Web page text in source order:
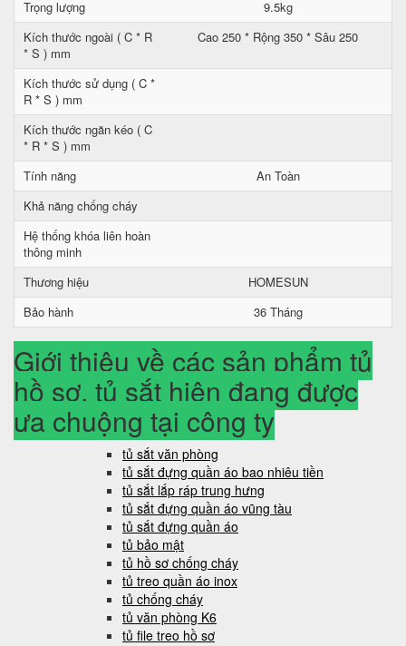
Trọng lượng
9.5kg
Kích thước ngoài ( C * R
* S ) mm
Cao 250 * Rộng 350 * Sâu 250
Kích thước sử dụng ( C *
R * S ) mm
Kích thước ngăn kéo ( C
* R * S ) mm
Tính năng
An Toàn
Khả năng chống cháy
Hệ thống khóa liên hoàn
thông minh
Thương hiệu
HOMESUN
Bảo hành
36 Tháng
Giới thiệu về các sản phẩm tủ
hồ sơ, tủ sắt hiện đang được
ưa chuộng tại công ty
tủ sắt văn phòng
tủ sắt đựng quần áo bao nhiêu tiền
tủ sắt lắp ráp trung hưng
tủ sắt đựng quần áo vũng tàu
tủ sắt đựng quần áo
tủ bảo mật
tủ hồ sơ chống cháy
tủ treo quần áo inox
tủ chống cháy
tủ văn phòng K6
tủ file treo hồ sơ